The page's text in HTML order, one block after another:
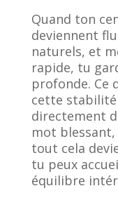
Quand ton
deviennent
naturels, et
rapide, tu
profonde. Ce
cette
directement
mot
tout cela
tu peux
équilibre